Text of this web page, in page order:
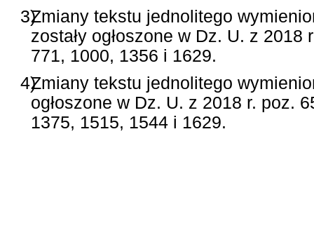
3)Zmiany tekstu jednolitego
zostały ogłoszone w Dz. U. z 2018
771, 1000, 1356 i 1629.
4)Zmiany tekstu jednolitego
ogłoszone w Dz. U. z 2018 r. poz.
1375, 1515, 1544 i 1629.